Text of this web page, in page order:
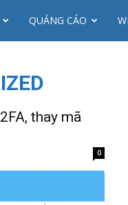
QUẢNG CÁO
thay mã
0